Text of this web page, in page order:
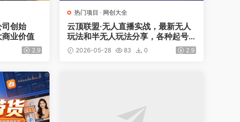
司创始
业价值
2.9
热门项目 · 网创大全
云顶联盟·无人直播实战，最新无人
玩法和半无人玩法分享，各种起号
方式(更新26年5月28日)
2026-05-28 83 0 2.9